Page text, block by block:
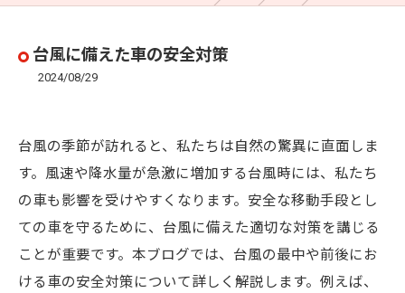
台風に備えた車の安全対策
2024/08/29
台風の季節が訪れると、私たちは自然の驚異に直面しま
す。風速や降水量が急激に増加する台風時には、私たち
の車も影響を受けやすくなります。安全な移動手段とし
ての車を守るために、台風に備えた適切な対策を講じる
ことが重要です。本ブログでは、台風の最中や前後にお
ける車の安全対策について詳しく解説します。例えば、